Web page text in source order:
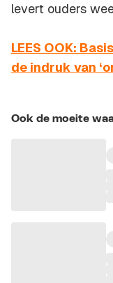
levert ouders
LEES OOK:
de indruk van
Ook de moeite